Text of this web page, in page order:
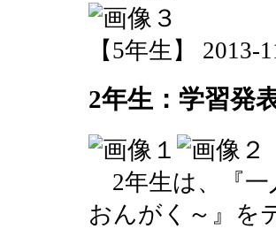
【5年生】 2013-
2年生：学習発
2年生は、『一
おんがく～』を